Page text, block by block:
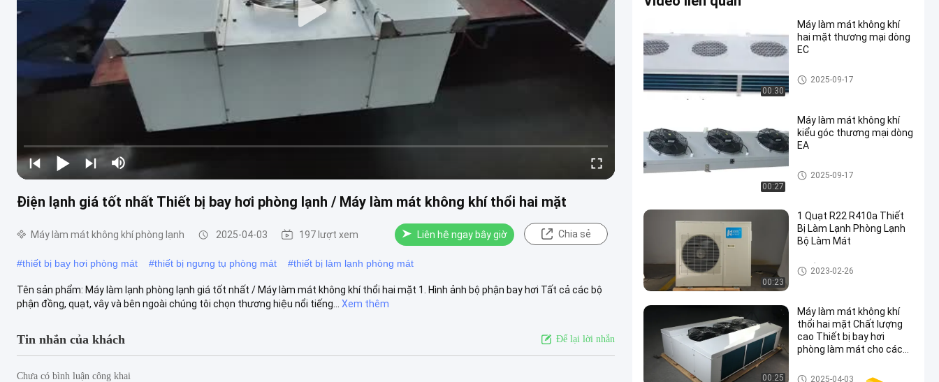
Điện lạnh giá tốt nhất Thiết bị bay hơi phòng lạnh / Máy làm mát không khí thổi hai mặt
Máy làm mát không khí phòng lạnh 2025-04-03 197 lượt xem Liên hệ ngay bây giờ Chia sẻ
#thiết bị bay hơi phòng mát #thiết bị ngưng tụ phòng mát #thiết bị làm lạnh phòng mát
Tên sản phẩm: Máy làm lạnh phòng lạnh giá tốt nhất / Máy làm mát không khí thổi hai mặt 1. Hình ảnh bộ phận bay hơi Tất cả các bộ
phận đồng, quạt, vây và bên ngoài chúng tôi chọn thương hiệu nổi tiếng...
Xem thêm
Tin nhắn của khách Để lại lời nhắn
Chưa có bình luận công khai
00:30
Máy làm mát không khí
hai mặt thương mại dòng
EC
Máy làm mát không khí phòng
lạnh
2025-09-17
00:27
Máy làm mát không khí
kiểu góc thương mại dòng
EA
Máy làm mát không khí phòng
lạnh
2025-09-17
00:23
1 Quạt R22 R410a Thiết
Bị Làm Lạnh Phòng Lạnh
Bộ Làm Mát
Thiết Bị Làm Lạnh Phòng Lạn
h
2023-02-26
00:25
Máy làm mát không khí
thổi hai mặt Chất lượng
cao Thiết bị bay hơi
phòng làm mát cho các
Máy làm mát không khí phòng
2025-04-03